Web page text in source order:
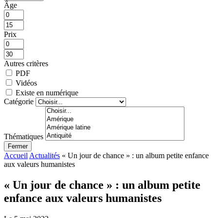
Âge
Prix
Autres critères
PDF
Vidéos
Existe en numérique
Catégorie
Thématiques
Fermer
Accueil Actualités « Un jour de chance » : un album petite enfance
aux valeurs humanistes
« Un jour de chance » : un album petite
enfance aux valeurs humanistes